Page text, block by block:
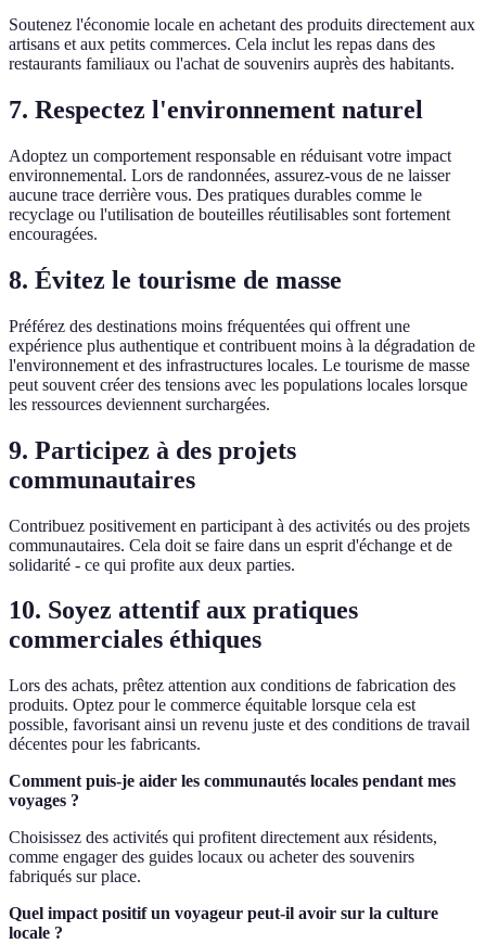
Soutenez l'économie locale en achetant des produits directement aux
artisans et aux petits commerces. Cela inclut les repas dans des
restaurants familiaux ou l'achat de souvenirs auprès des habitants.
7. Respectez l'environnement naturel
Adoptez un comportement responsable en réduisant votre impact
environnemental. Lors de randonnées, assurez-vous de ne laisser
aucune trace derrière vous. Des pratiques durables comme le
recyclage ou l'utilisation de bouteilles réutilisables sont fortement
encouragées.
8. Évitez le tourisme de masse
Préférez des destinations moins fréquentées qui offrent une
expérience plus authentique et contribuent moins à la dégradation de
l'environnement et des infrastructures locales. Le tourisme de masse
peut souvent créer des tensions avec les populations locales lorsque
les ressources deviennent surchargées.
9. Participez à des projets
communautaires
Contribuez positivement en participant à des activités ou des projets
communautaires. Cela doit se faire dans un esprit d'échange et de
solidarité - ce qui profite aux deux parties.
10. Soyez attentif aux pratiques
commerciales éthiques
Lors des achats, prêtez attention aux conditions de fabrication des
produits. Optez pour le commerce équitable lorsque cela est
possible, favorisant ainsi un revenu juste et des conditions de travail
décentes pour les fabricants.
Comment puis-je aider les communautés locales pendant mes
voyages ?
Choisissez des activités qui profitent directement aux résidents,
comme engager des guides locaux ou acheter des souvenirs
fabriqués sur place.
Quel impact positif un voyageur peut-il avoir sur la culture
locale ?